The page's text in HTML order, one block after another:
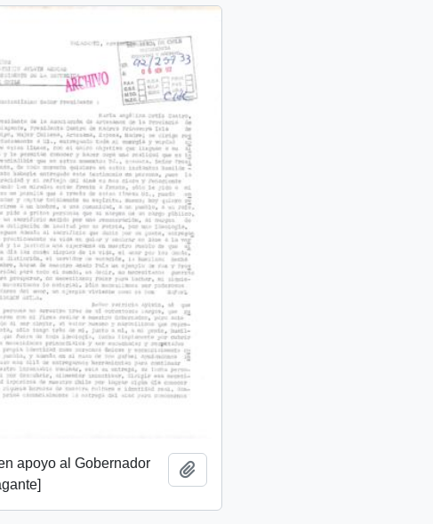
apoyo al Gobernador